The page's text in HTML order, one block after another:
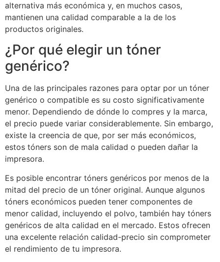
alternativa más económica y, en muchos casos,
mantienen una calidad comparable a la de los
productos originales.
¿Por qué elegir un tóner
genérico?
Una de las principales razones para optar por un tóner
genérico o compatible es su costo significativamente
menor. Dependiendo de dónde lo compres y la marca,
el precio puede variar considerablemente. Sin embargo,
existe la creencia de que, por ser más económicos,
estos tóners son de mala calidad o pueden dañar la
impresora.
Es posible encontrar tóners genéricos por menos de la
mitad del precio de un tóner original. Aunque algunos
tóners económicos pueden tener componentes de
menor calidad, incluyendo el polvo, también hay tóners
genéricos de alta calidad en el mercado. Estos ofrecen
una excelente relación calidad-precio sin comprometer
el rendimiento de tu impresora.